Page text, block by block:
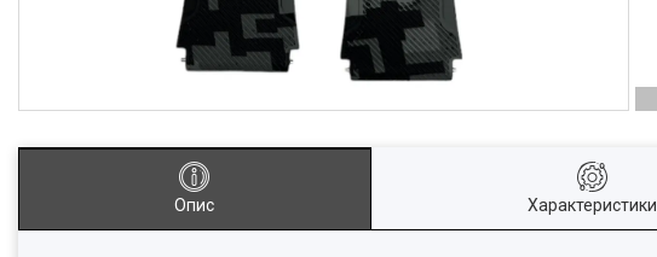
Опис Характеристики